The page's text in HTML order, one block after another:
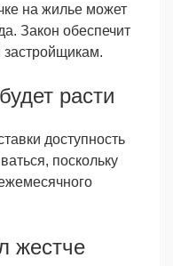
на жилье может
Закон обеспечит
застройщикам.
расти
доступность
поскольку
жестче